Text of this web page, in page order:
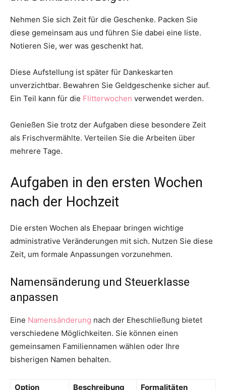
Nehmen Sie sich Zeit für die Geschenke. Packen Sie
diese gemeinsam aus und führen Sie dabei eine liste.
Notieren Sie, wer was geschenkt hat.
Diese Aufstellung ist später für Dankeskarten
unverzichtbar. Bewahren Sie Geldgeschenke sicher auf.
Ein Teil kann für die Flitterwochen verwendet werden.
Genießen Sie trotz der Aufgaben diese besondere Zeit
als Frischvermählte. Verteilen Sie die Arbeiten über
mehrere Tage.
Aufgaben in den ersten Wochen
nach der Hochzeit
Die ersten Wochen als Ehepaar bringen wichtige
administrative Veränderungen mit sich. Nutzen Sie diese
Zeit, um formale Anpassungen vorzunehmen.
Namensänderung und Steuerklasse
anpassen
Eine Namensänderung nach der Eheschließung bietet
verschiedene Möglichkeiten. Sie können einen
gemeinsamen Familiennamen wählen oder Ihre
bisherigen Namen behalten.
Option Beschreibung Formalitäten